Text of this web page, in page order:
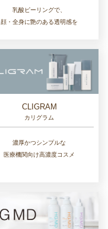
乳酸ピーリングで、
顔・全身に艶のある透明感を
CLIGRAM
カリグラム
濃厚かつシンプルな
医療機関向け高濃度コスメ